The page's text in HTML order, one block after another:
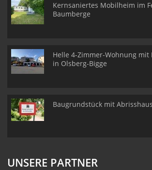
Kernsaniertes Mobilheim im
Baumberge
Helle 4-Zimmer-Wohnung mit
in Olsberg-Bigge
Baugrundstück mit
UNSERE PARTNER